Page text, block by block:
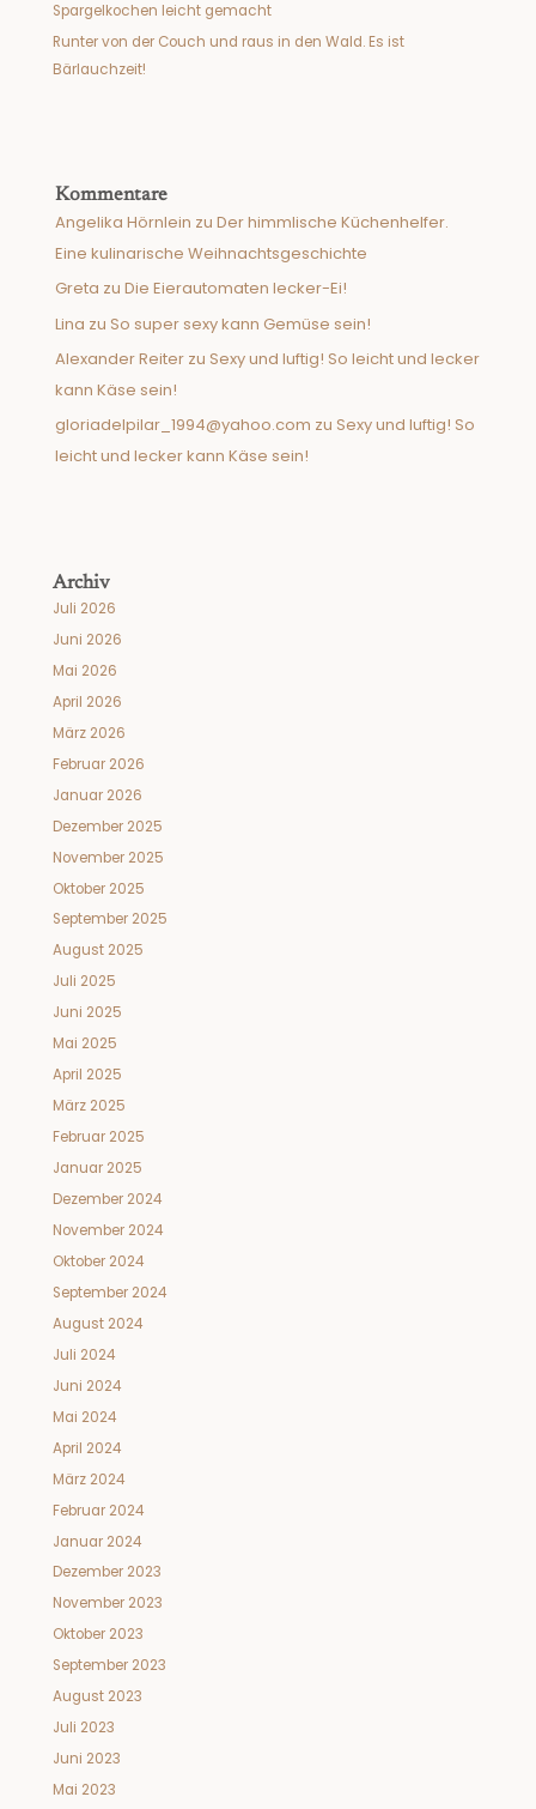
Spargelkochen leicht gemacht
Runter von der Couch und raus in den Wald. Es ist
Bärlauchzeit!
Kommentare
Angelika Hörnlein zu Der himmlische Küchenhelfer.
Eine kulinarische Weihnachtsgeschichte
Greta zu Die Eierautomaten lecker-Ei!
Lina zu So super sexy kann Gemüse sein!
Alexander Reiter zu Sexy und luftig! So leicht und lecker
kann Käse sein!
gloriadelpilar_1994@yahoo.com zu Sexy und luftig! So
leicht und lecker kann Käse sein!
Archiv
Juli 2026
Juni 2026
Mai 2026
April 2026
März 2026
Februar 2026
Januar 2026
Dezember 2025
November 2025
Oktober 2025
September 2025
August 2025
Juli 2025
Juni 2025
Mai 2025
April 2025
März 2025
Februar 2025
Januar 2025
Dezember 2024
November 2024
Oktober 2024
September 2024
August 2024
Juli 2024
Juni 2024
Mai 2024
April 2024
März 2024
Februar 2024
Januar 2024
Dezember 2023
November 2023
Oktober 2023
September 2023
August 2023
Juli 2023
Juni 2023
Mai 2023